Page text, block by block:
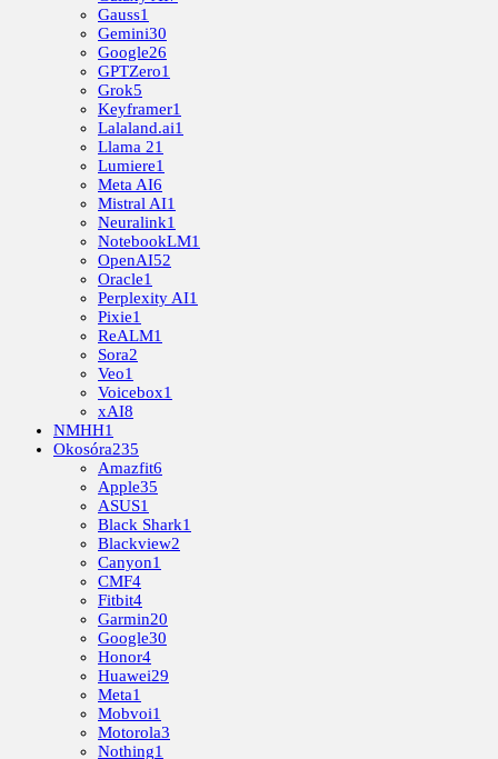
Gauss1
Gemini30
Google26
GPTZero1
Grok5
Keyframer1
Lalaland.ai1
Llama 21
Lumiere1
Meta AI6
Mistral AI1
Neuralink1
NotebookLM1
OpenAI52
Oracle1
Perplexity AI1
Pixie1
ReALM1
Sora2
Veo1
Voicebox1
xAI8
NMHH1
Okosóra235
Amazfit6
Apple35
ASUS1
Black Shark1
Blackview2
Canyon1
CMF4
Fitbit4
Garmin20
Google30
Honor4
Huawei29
Meta1
Mobvoi1
Motorola3
Nothing1